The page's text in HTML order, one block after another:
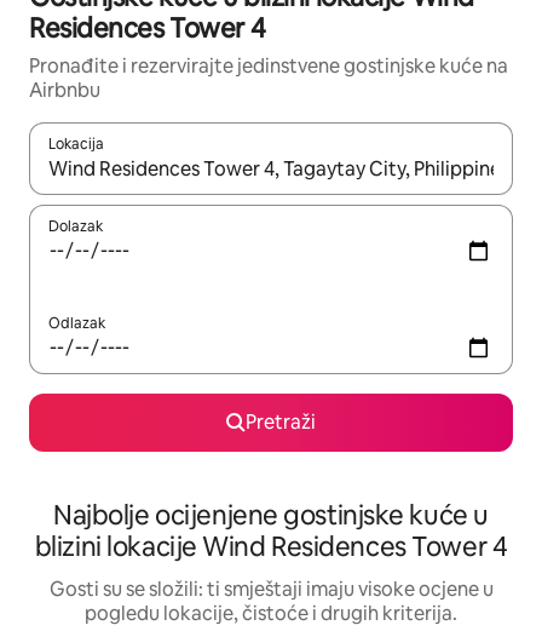
Residences Tower 4
Pronađite i rezervirajte jedinstvene gostinjske kuće na
Airbnbu
Lokacija
Kada budu dostupni rezultati, moći ćete ih pregledati
Dolazak
Odlazak
Pretraži
Najbolje ocijenjene gostinjske kuće u
blizini lokacije Wind Residences Tower 4
Gosti su se složili: ti smještaji imaju visoke ocjene u
pogledu lokacije, čistoće i drugih kriterija.